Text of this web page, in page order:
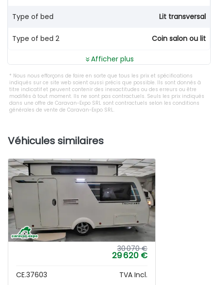
Type of bed Lit transversal
Type of bed 2 Coin salon ou lit
Afficher plus
Nous nous efforçons de faire en sorte que tous les prix et spécifications
indiqués sur ce site web soient aussi précis que possible. Ils sont donnés à
titre indicatif et peuvent contenir des inexactitudes ou des erreurs ou être
modifiés à tout moment. Ils ne sont pas contractuels. Seuls les prix indiqués
dans une offre de Caravan-Expo SRL sont contractuels selon les conditions
générales de vente de Caravan-Expo SRL.
Véhicules similaires
30 070 €
29 620 €
CE.37603
TVA Incl.